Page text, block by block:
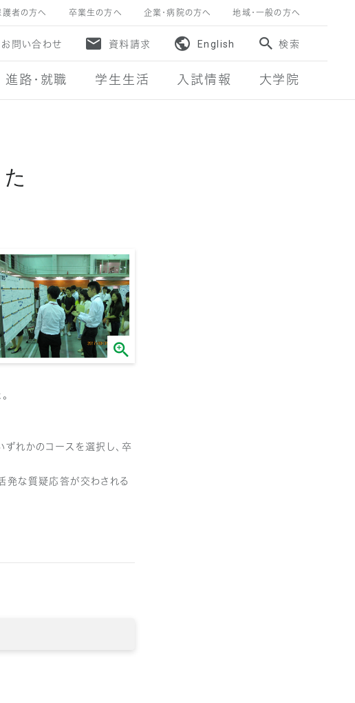
護者の方へ 卒業生の方へ 企業・病院の方へ 地域・一般の方へ
お問い合わせ 資料請求 English 検索
進路・就職 学生生活 入試情報 大学院
れかのコースを選択し、卒
発な質疑応答が交わされる